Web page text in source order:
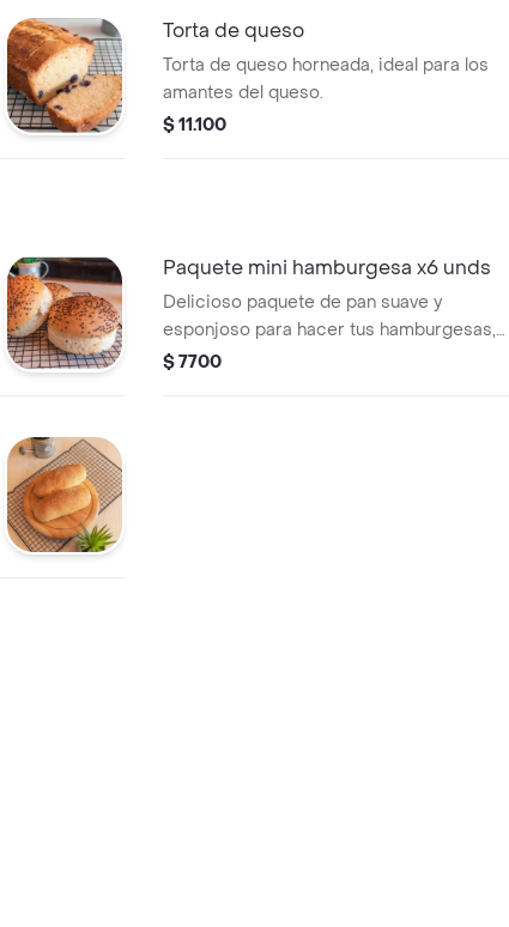
Torta de queso
Torta de queso horneada, ideal para los
amantes del queso.
$ 11.100
Paquete mini hamburgesa x6 unds
Delicioso paquete de pan suave y
esponjoso para hacer tus hamburgesas,
con topping de ajonjolí negro.
$ 7700